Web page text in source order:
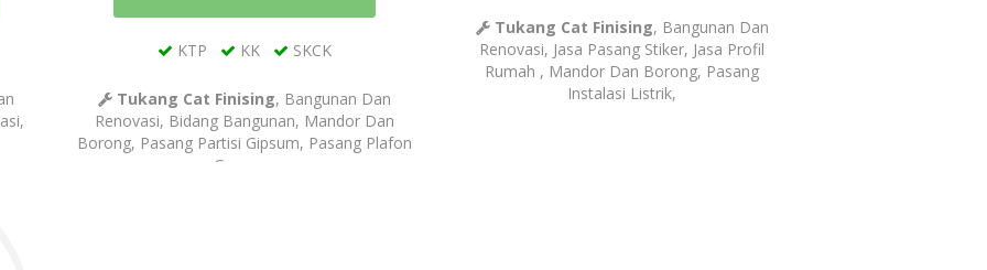
KTP KK SKCK
Tukang Cat Finising, Bangunan Dan
Renovasi, Bidang Bangunan, Mandor Dan
Borong, Pasang Partisi Gipsum, Pasang Plafon
Gypsum,
Tukang Cat Finising, Bangunan Dan
Renovasi, Jasa Pasang Stiker, Jasa Profil
Rumah , Mandor Dan Borong, Pasang
Instalasi Listrik,